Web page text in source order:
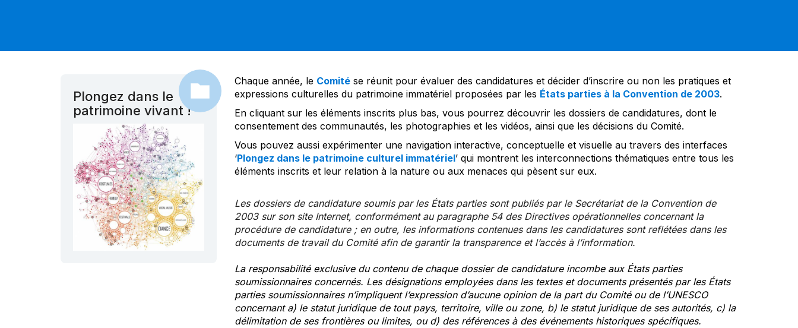
Plongez dans le
patrimoine vivant !
Chaque année, le Comitése réunit pour évaluer des candidatures et décider d’inscrire ou non les pratiques et
expressions culturelles du patrimoine immatériel proposées par les États parties à la Convention de 2003.
En cliquant sur les éléments inscrits plus bas, vous pourrez découvrir les dossiers de candidatures, dont le
consentement des communautés, les photographies et les vidéos, ainsi que les décisions du Comité.
Vous pouvez aussi expérimenter une navigation interactive, conceptuelle et visuelle au travers des interfaces
‘Plongez dans le patrimoine culturel immatériel’ qui montrent les interconnections thématiques entre tous les
éléments inscrits et leur relation à la nature ou aux menaces qui pèsent sur eux.
Les dossiers de candidature soumis par les États parties sont publiés par le Secrétariat de la Convention de
2003 sur son site Internet, conformément au paragraphe 54 des Directives opérationnelles concernant la
procédure de candidature ; en outre, les informations contenues dans les candidatures sont reflétées dans les
documents de travail du Comité afin de garantir la transparence et l’accès à l’information.
La responsabilité exclusive du contenu de chaque dossier de candidature incombe aux États parties
soumissionnaires concernés. Les désignations employées dans les textes et documents présentés par les États
parties soumissionnaires n’impliquent l’expression d’aucune opinion de la part du Comité ou de l’UNESCO
concernant a) le statut juridique de tout pays, territoire, ville ou zone, b) le statut juridique de ses autorités, c) la
délimitation de ses frontières ou limites, ou d) des références à des événements historiques spécifiques.